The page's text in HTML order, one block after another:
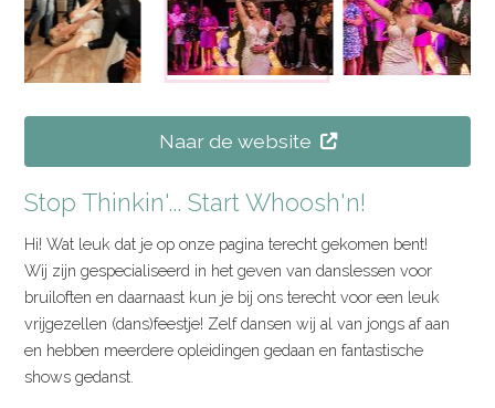
Naar de website
Stop Thinkin'... Start Whoosh'n!
Hi! Wat leuk dat je op onze pagina terecht gekomen bent!
Wij zijn gespecialiseerd in het geven van danslessen voor
bruiloften en daarnaast kun je bij ons terecht voor een leuk
vrijgezellen (dans)feestje! Zelf dansen wij al van jongs af aan
en hebben meerdere opleidingen gedaan en fantastische
shows gedanst.